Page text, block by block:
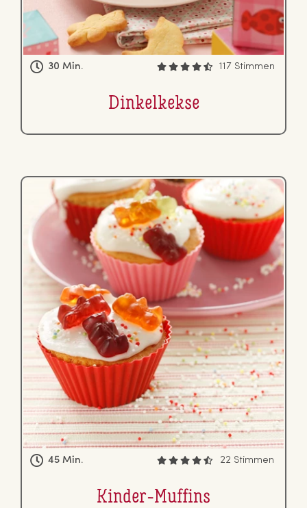
30 Min. 117 Stimmen
Din­kel­kek­se
45 Min. 22 Stimmen
Kinder-Muffins